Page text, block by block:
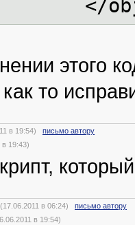
этого
то
в 19:54) письмо автору
19:43)
в 06:24) письмо автору
в 19:54)